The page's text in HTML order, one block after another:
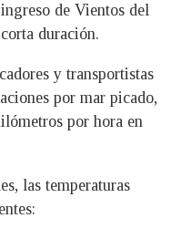
de Vientos del
duración.
y transportistas
por mar picado,
por hora en
las temperaturas